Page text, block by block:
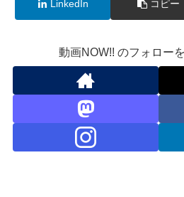
LinkedIn コピー
動画NOW!! のフォロー